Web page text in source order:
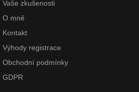
Vaše zkušenosti
O mně
Kontakt
Výhody registrace
Obchodní podmínky
GDPR